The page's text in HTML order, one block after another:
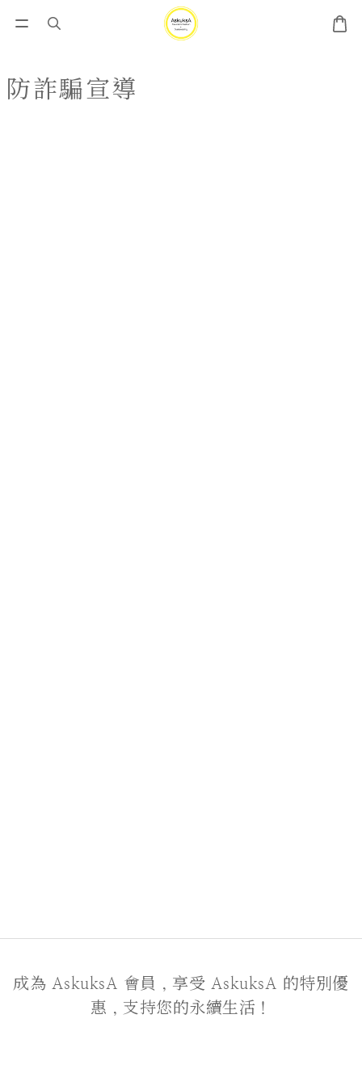
防詐騙宣導
成為 AskuksA 會員，享受 AskuksA 的特別優
惠，支持您的永續生活！